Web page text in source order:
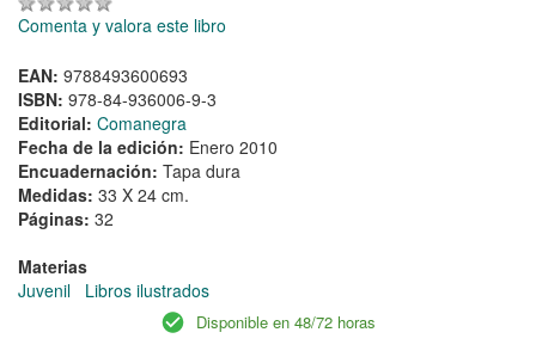
Comenta y valora este libro
EAN: 9788493600693
ISBN: 978-84-936006-9-3
Editorial: Comanegra
Fecha de la edición: Enero 2010
Encuadernación: Tapa dura
Medidas: 33 X 24 cm.
Páginas: 32
Materias
Juvenil
Libros ilustrados
Disponible en 48/72 horas